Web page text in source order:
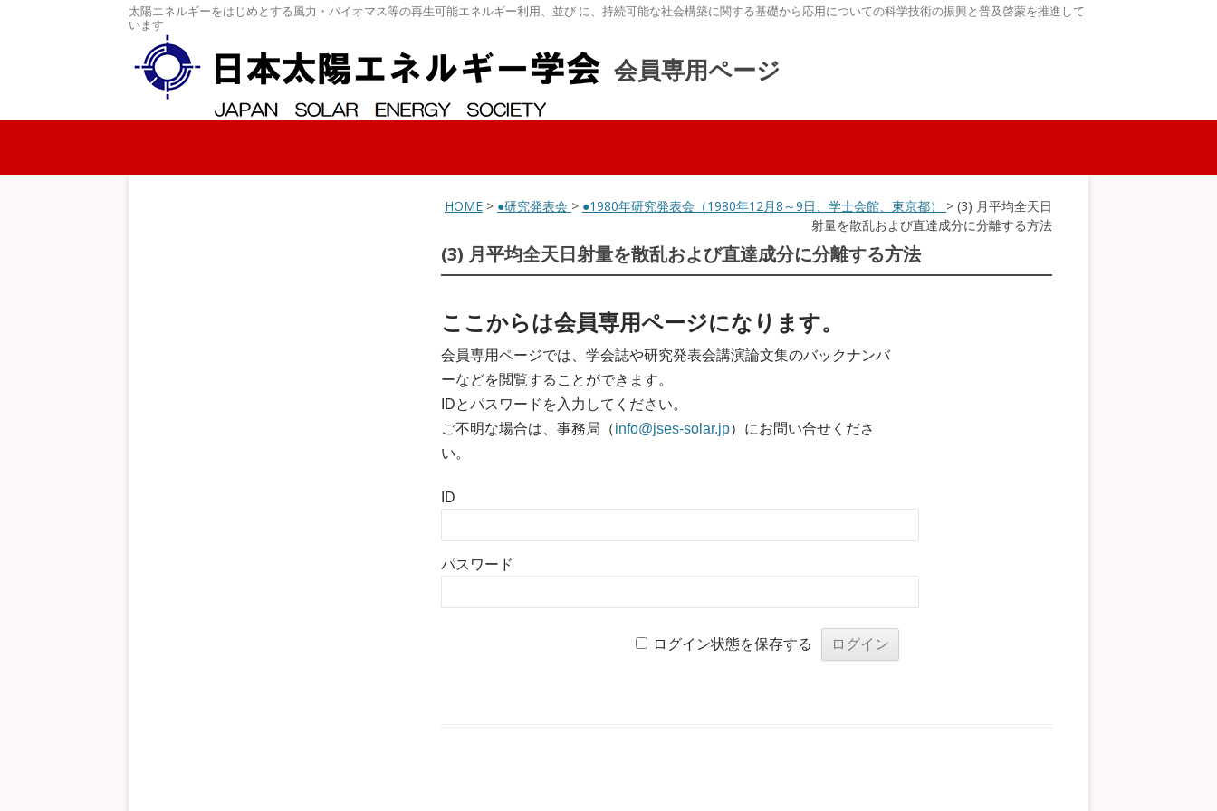
太陽エネルギーをはじめとする風力・バイオマス等の再生可能エネルギー利用、並び に、持続可能な社会構築に関する基礎から応用についての科学技術の振興と普及啓蒙を推進して
います
会員専用ページ
コンテンツへスキップ
HOME > ●研究発表会 > ●1980年研究発表会（1980年12月8～9日、学士会館、東京都） > (3) 月平均全天日
射量を散乱および直達成分に分離する方法
(3) 月平均全天日射量を散乱および直達成分に分離する方法
ここからは会員専用ページになります。
会員専用ページでは、学会誌や研究発表会講演論文集のバックナンバ
ーなどを閲覧することができます。
IDとパスワードを入力してください。
ご不明な場合は、事務局（info@jses-solar.jp）にお問い合せくださ
い。
ID
パスワード
ログイン状態を保存する